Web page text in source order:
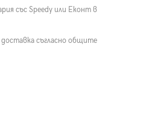
със Speedy или Еконт в
съгласно общите